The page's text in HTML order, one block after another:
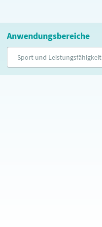
Anwendungsbereiche
Sport und Leistungsfähigkeit